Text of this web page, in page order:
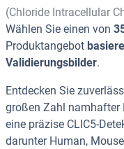
(Chloride Intracellular
Wählen Sie einen von
Produktangebot
Validierungsbilder.
Entdecken Sie
großen Zahl namhafter
eine präzise CLIC5-
darunter Human,